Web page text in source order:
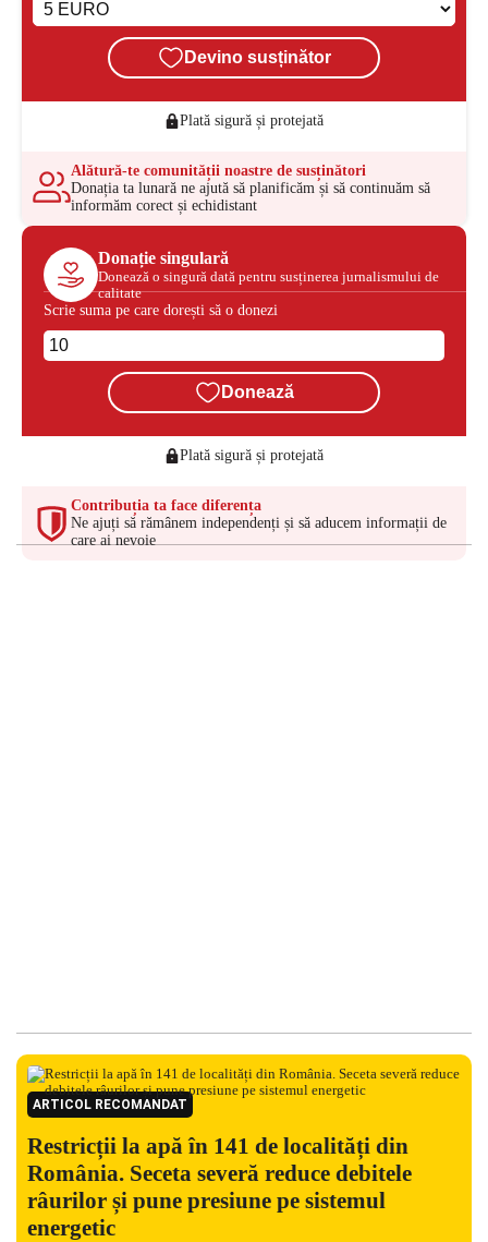
Devino susținător
Plată sigură și protejată
Alătură-te comunității noastre de susținători
Donația ta lunară ne ajută să planificăm și să continuăm să
informăm corect și echidistant
Donație singulară
Donează o singură dată pentru susținerea jurnalismului de
calitate
Scrie suma pe care dorești să o donezi
Donează
Plată sigură și protejată
Contribuția ta face diferența
Ne ajuți să rămânem independenți și să aducem informații de
care ai nevoie
ARTICOL RECOMANDAT
Restricții la apă în 141 de localități din
România. Seceta severă reduce debitele
râurilor și pune presiune pe sistemul
energetic